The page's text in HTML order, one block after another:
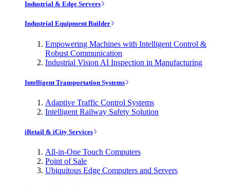
Industrial & Edge Servers
Industrial Equipment Builder
Empowering Machines with Intelligent Control &
Robust Communication
Industrial Vision AI Inspection in Manufacturing
Intelligent Transportation Systems
Adaptive Traffic Control Systems
Intelligent Railway Safety Solution
iRetail & iCity Services
All-in-One Touch Computers
Point of Sale
Ubiquitous Edge Computers and Servers